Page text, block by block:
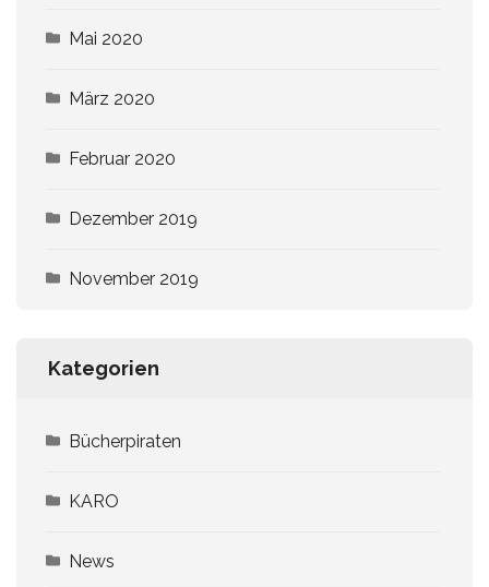
Mai 2020
März 2020
Februar 2020
Dezember 2019
November 2019
Kategorien
Bücherpiraten
KARO
News